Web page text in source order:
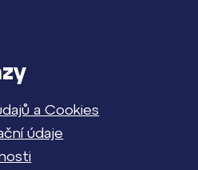
a Cookies
údaje